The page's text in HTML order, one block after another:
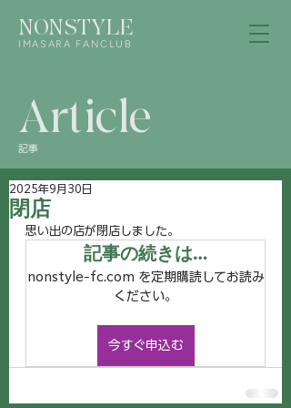
NONSTYLE
IMASARA FANCLUB
Article
記事
閉店
2025年9月30日
思い出の店が閉店しました。
記事の続きは…
nonstyle-fc.com を定期購読してお読み
ください。
今すぐ申込む